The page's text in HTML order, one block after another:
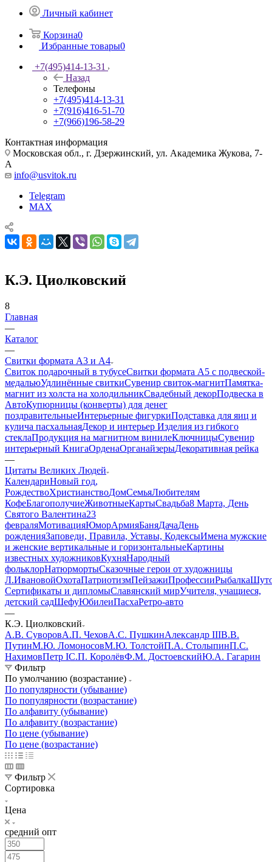
Личный кабинет
Корзина0
Избранные товары0
+7(495)414-13-31
Назад
Телефоны
+7(495)414-13-31
+7(916)416-51-70
+7(966)196-58-29
Контактная информация
Московская обл., г. Дзержинский, ул. Академика Жукова, 7-
А
info@usvitok.ru
Telegram
MAX
К.Э. Циолковский
8
Главная
—
Каталог
—
Свитки формата А3 и А4
Свиток подарочный в тубусеСвитки формата А5 с подвеской-
медальюУдлинённые свиткиСувенир свиток-магнитПамятка-
магнит из холста на холодильникСвадебный декорПодвеска в
АвтоКупюрницы (конверты) для денег
поздравительныеИнтерьерные фигуркиПодставка для яиц и
кулича пасхальнаяДекор и интерьер Изделия из гибкого
стеклаПродукция на магнитном винилеКлючницыСувенир
интерьерный КнигаОрденаОрганайзерыДекоративная рейка
—
Цитаты Великих Людей
КалендариНовый год,
РождествоХристианствоДомСемьяЛюбителям
КофеБлагополучиеЖивотныеКартыСвадьба8 Марта, День
Святого Валентина23
февраляМотивацияЮморАрмияБаняДачаДень
рожденияЗаповеди, Правила, Уставы, КодексыИмена мужские
и женские вертикальные и горизонтальныеКартины
известных художниковКухняНародный
фольклорНатюрмортыСказочные герои от художницы
Л.ИвановойОхотаПатриотизмПейзажиПрофессииРыбалка
Сертификаты и дипломыСлавянский мирУчителя, учащиеся,
детский садШефуЮбилеиПасхаРетро-авто
—
К.Э. Циолковский
А.В. СуворовА.П. ЧеховА.С. ПушкинАлександр IIIВ.В.
ПутинМ.Ю. ЛомоносовМ.Ю. ТолстойП.А. СтолыпинП.С.
НахимовПетр IС.П. КоролёвФ.М. ДостоевскийЮ.А. Гагарин
Фильтр
По умолчанию (возрастание)
По популярности (убывание)
По популярности (возрастание)
По алфавиту (убывание)
По алфавиту (возрастание)
По цене (убывание)
По цене (возрастание)
Фильтр
Сортировка
Цена
средний опт